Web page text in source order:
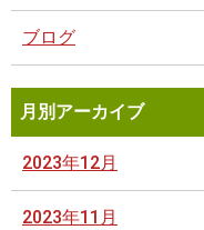
ブログ
月別アーカイブ
2023年12月
2023年11月